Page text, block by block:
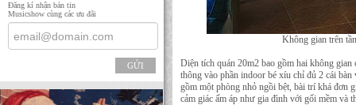
Đăng kí nhận bản tin
Musicshow cùng các ưu đãi
GỬI
Không gian trên
Diện tích quán 20m2 bao gồm hai không
thông vào phần indoor bé xíu chỉ đủ 2 cái
gồm một phòng nhỏ ngồi bệt, bài trí khá đơn
cảm giác ấm áp như gia đình với gối mềm và